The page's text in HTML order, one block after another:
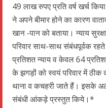
49 लाख रुपए प्रति वर्ष खर्च
ने अपने बीमार होने का कारण
खान -पान को बताया। न्याय
परिवार साथ-साथ संबंधपूर्वक
प्रतिशत न्याय व केवल 64
के झगड़ों को स्वयं परिवार में
थाना व कचहरी जाते हैं। इसके
संबंधी आंकड़े प्रस्तुत किये।*